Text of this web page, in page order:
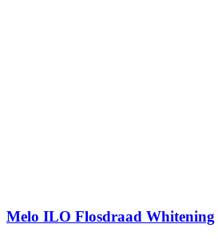
Melo ILO Flosdraad Whitening